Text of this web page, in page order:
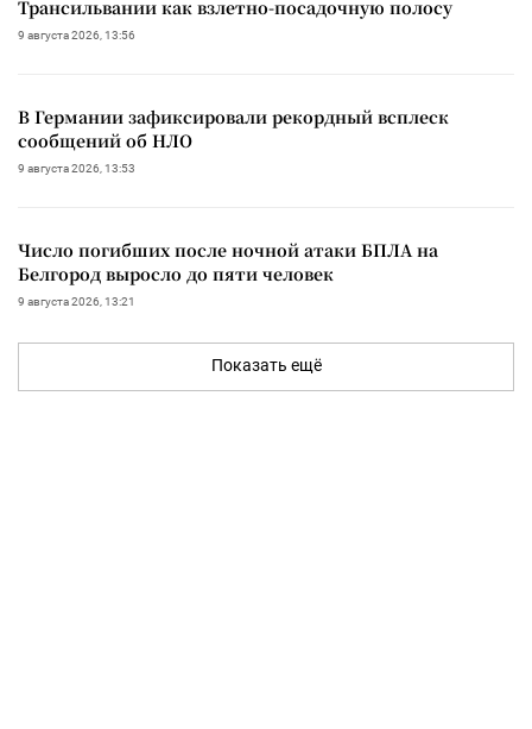
Трансильвании как взлетно-посадочную полосу
9 августа 2026, 13:56
В Германии зафиксировали рекордный всплеск
сообщений об НЛО
9 августа 2026, 13:53
Число погибших после ночной атаки БПЛА на
Белгород выросло до пяти человек
9 августа 2026, 13:21
Показать ещё